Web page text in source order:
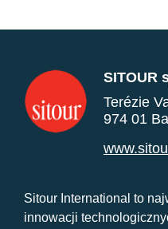
SITOUR
Terézie
974 01
Sitour International to
innowacji